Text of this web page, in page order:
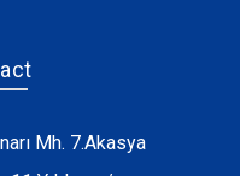
Mh. 7.Akasya